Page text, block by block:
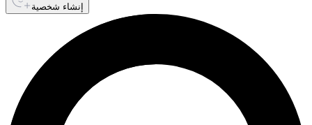
إنشاء شخصية